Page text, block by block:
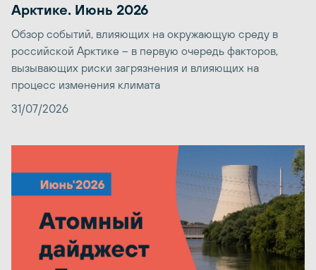
Арктике. Июнь 2026
Обзор событий, влияющих на окружающую среду в
российской Арктике – в первую очередь факторов,
вызывающих риски загрязнения и влияющих на
процесс изменения климата
31/07/2026